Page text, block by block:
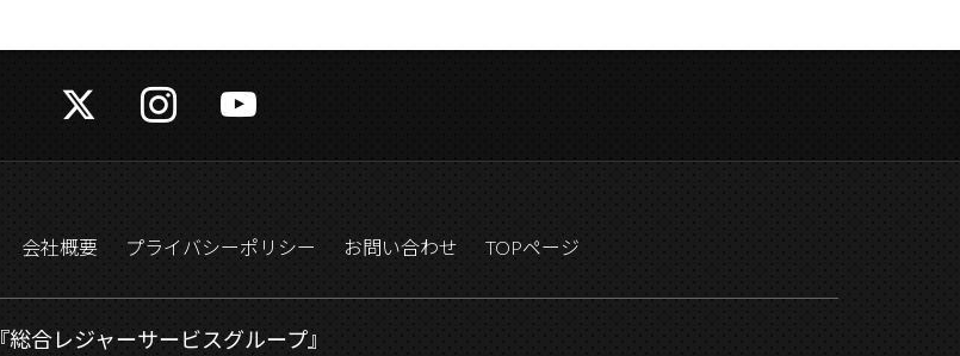
会社概要 プライバシーポリシー お問い合わせ TOPページ
『総合レジャーサービスグループ』